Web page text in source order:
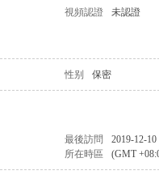
視頻認證 未認證
性别 保密
最後訪問
2019-12-10
所在時區 (GMT